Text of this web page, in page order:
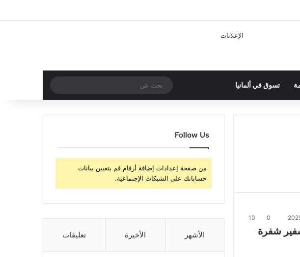
الإعلانات
تسوق في ألمانيا مقال عشوائي
عن
0
10
شفرة
Follow Us
من صفحة إعدادات إضافة أرقام قم بتعيين بيانات
حساباتك على الشبكات الإجتماعية.
الأشهر الأخيرة تعليقات